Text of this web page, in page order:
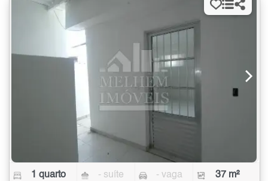
1 quarto - suíte - vaga 37 m²